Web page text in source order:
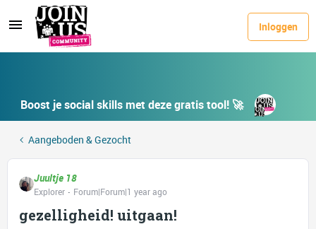
Inloggen
Boost je social skills met deze gratis tool! 🚀
Aangeboden & Gezocht
Juultje 18
Explorer Forum|Forum|1 year ago
gezelligheid! uitgaan!